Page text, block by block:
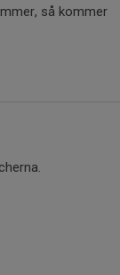
så kommer